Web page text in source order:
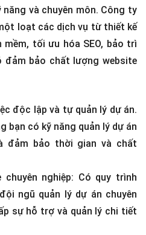
và chuyên môn. Công ty
loạt các dịch vụ từ thiết kế
tối ưu hóa SEO, bảo trì
bảo chất lượng website
độc lập và tự quản lý dự án.
bạn có kỹ năng quản lý dự án
đảm bảo thời gian và chất
nghiệp: Có quy trình
ngũ quản lý dự án chuyên
sự hỗ trợ và quản lý chi tiết